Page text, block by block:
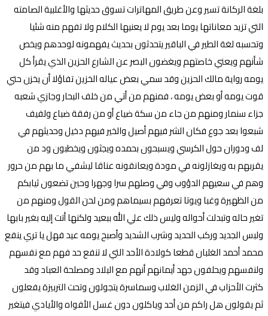
بلغة الركانة تسير وعن طريق المهاترات تسوق حديثها والأغلبية الصامته
التي تزيد معاناتها يوما بعد يوم لا يعنيها الكلام ولا تفهم منه شئيا
وتحسبه لغة الطير في الباقير يتحدثون بحديث يفهمونه لوحدهم ويخص
شأنهم ويعني خاصتهم ويغضون البصر عن الشارع الحزين الذي يقرأ كل
يومه رواية مالك الحزين وقد سمي بعض عياله الخزين تفاؤلا أن يخزن حتي
قوت يومه أو بعض يومه ، فمنهم من أتي من خلف البحار وجازي شعبه
جزاء سنمار ومنهم من جاء من سكة ضياع أو من رفقة ضباع ولفيف
شبعوا بعد جوع فكان الشر فيهم أصيل والخير فيهم دخيل وحديثهم في
لف ودوران حول الكرسي ويسبحون بحمده ويجثون ويخطبون ود من
يقربهم به ويغازلونه في مودة ويعانقونه عناقا ليشفي ما بهم من حرور
وهم في سعيهم الدؤوب وفي وصلهم سرا وجهرا وحين تضعون ثيابكم
من الظهيرة وغبا ويوتا تعرفهم بسيماهم ومن لحن القول ومنهم من
تغير حاله وتبدلت أحواله وليس ذلك علي الله ببعيد ولكنها أتت إليه بغير بابها
ولبس الجديد وركب الحديد وشرب الشديد وأصبح يومه عيد فهل يا تري ينفع
محمد أحمد الغلبان قطعا كولادة الأحد التي لا تنفع حد فهم مع نفسهم
ولنفسهم ويحلفون جهد أيمانهم أنهم مع البلاد ومصلحة العباد وقد
كثرت الأحزاب في الزمن الغلاب وسماسرة يتجولون وتحت التربيزة يفعلون
ثم يقولون هل راكم من أحد وياكلون دون غسل الأفواه والأيادي فيتغير